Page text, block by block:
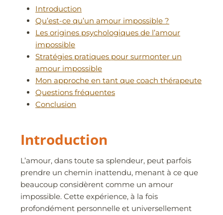
Introduction
Qu’est-ce qu’un amour impossible ?
Les origines psychologiques de l’amour
impossible
Stratégies pratiques pour surmonter un
amour impossible
Mon approche en tant que coach thérapeute
Questions fréquentes
Conclusion
Introduction
L’amour, dans toute sa splendeur, peut parfois
prendre un chemin inattendu, menant à ce que
beaucoup considèrent comme un amour
impossible. Cette expérience, à la fois
profondément personnelle et universellement